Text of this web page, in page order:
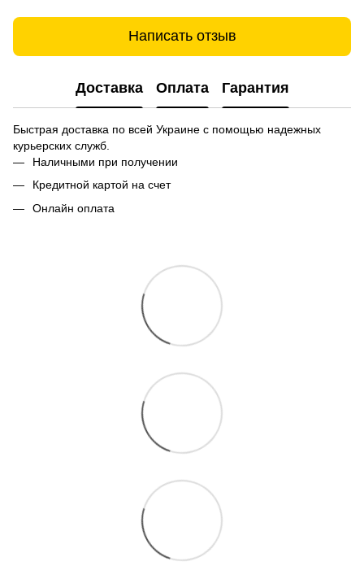
Написать отзыв
Доставка Оплата Гарантия
Быстрая доставка по всей Украине с помощью надежных
курьерских служб.
Наличными при получении
Кредитной картой на счет
Онлайн оплата